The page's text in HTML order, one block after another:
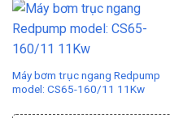
Máy bơm trục ngang Redpump
model: CS65-160/11 11Kw